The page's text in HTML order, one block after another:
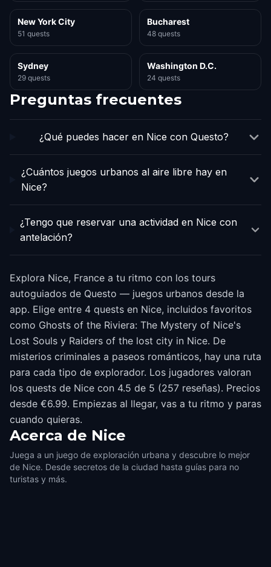
New York City
51 quests
Bucharest
48 quests
Sydney
29 quests
Washington D.C.
24 quests
Preguntas frecuentes
¿Qué puedes hacer en Nice con Questo?
¿Cuántos juegos urbanos al aire libre hay en
Nice?
¿Tengo que reservar una actividad en Nice con
antelación?
Explora Nice, France a tu ritmo con los tours
autoguiados de Questo — juegos urbanos desde la
app. Elige entre 4 quests en Nice, incluidos favoritos
como Ghosts of the Riviera: The Mystery of Nice's
Lost Souls y Raiders of the lost city in Nice. De
misterios criminales a paseos románticos, hay una ruta
para cada tipo de explorador. Los jugadores valoran
los quests de Nice con 4.5 de 5 (257 reseñas). Precios
desde €6.99. Empiezas al llegar, vas a tu ritmo y paras
cuando quieras.
Acerca de Nice
Juega a un juego de exploración urbana y descubre lo mejor
de Nice. Desde secretos de la ciudad hasta guías para no
turistas y más.